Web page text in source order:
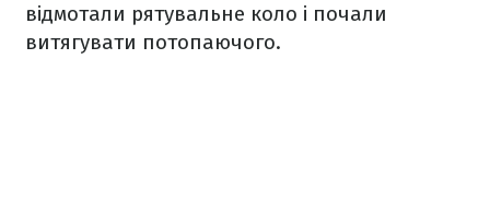
відмотали рятувальне коло і почали
витягувати потопаючого.